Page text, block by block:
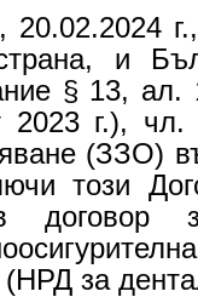
20.02.2024
и
§ 13,
2023 г.),
(ЗЗО)
този
договор
(НРД за